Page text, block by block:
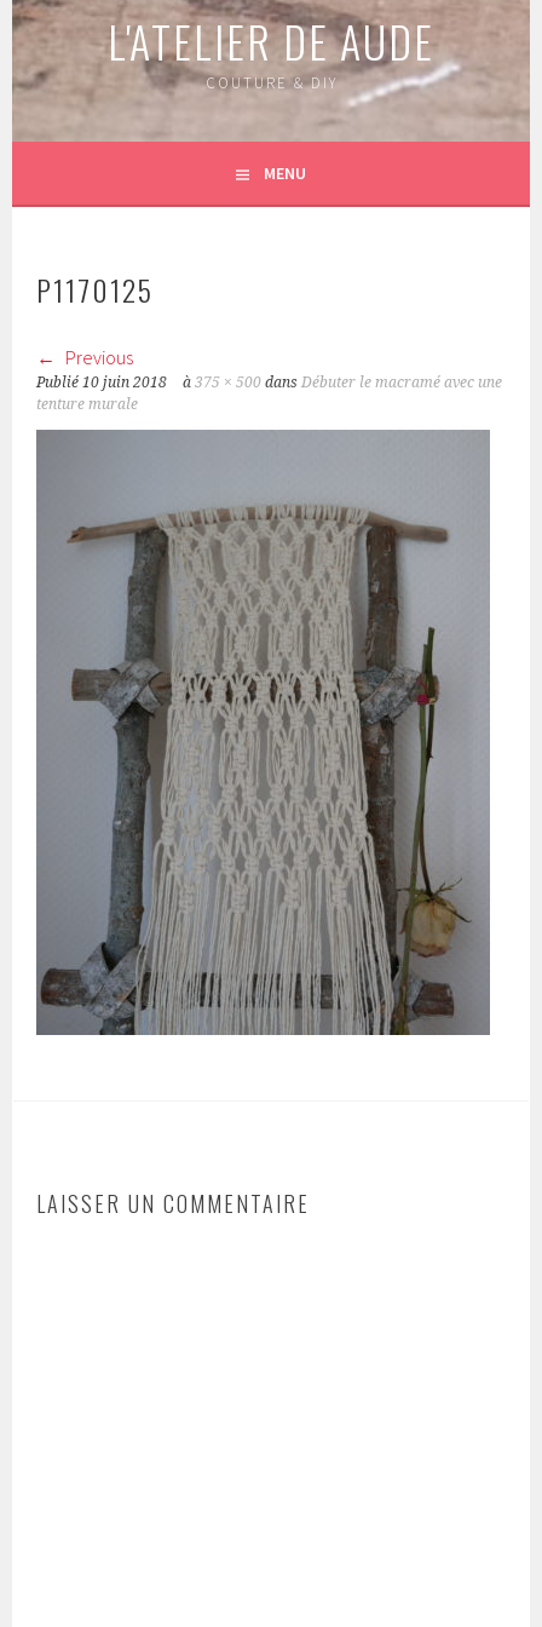
L'ATELIER DE AUDE
COUTURE & DIY
MENU
P1170125
Previous
Publié10 juin 2018 à375 × 500 dansDébuter le macramé avec une
tenture murale
LAISSER UN COMMENTAIRE